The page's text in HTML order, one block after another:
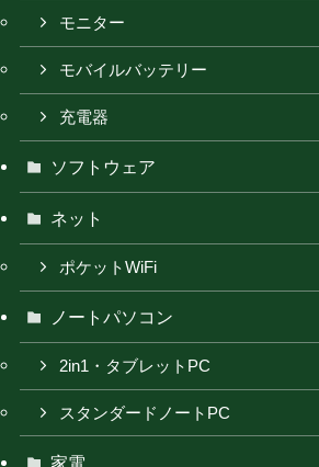
モニター
モバイルバッテリー
充電器
ソフトウェア
ネット
ポケットWiFi
ノートパソコン
2in1・タブレットPC
スタンダードノートPC
家電